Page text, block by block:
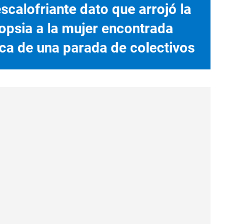
dato que arrojó la
a la mujer encontrada
de una parada de colectivos